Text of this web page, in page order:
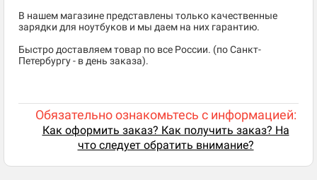
В нашем магазине представлены только качественные
зарядки для ноутбуков и мы даем на них гарантию.
Быстро доставляем товар по все России. (по Санкт-
Петербургу - в день заказа).
Обязательно ознакомьтесь с информацией:
Как оформить заказ? Как получить заказ? На
что следует обратить внимание?